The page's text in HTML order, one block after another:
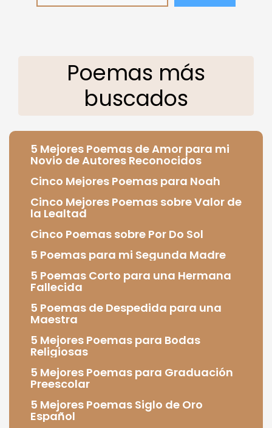
Poemas más
buscados
5 Mejores Poemas de Amor para mi
Novio de Autores Reconocidos
Cinco Mejores Poemas para Noah
Cinco Mejores Poemas sobre Valor de
la Lealtad
Cinco Poemas sobre Por Do Sol
5 Poemas para mi Segunda Madre
5 Poemas Corto para una Hermana
Fallecida
5 Poemas de Despedida para una
Maestra
5 Mejores Poemas para Bodas
Religiosas
5 Mejores Poemas para Graduación
Preescolar
5 Mejores Poemas Siglo de Oro
Español